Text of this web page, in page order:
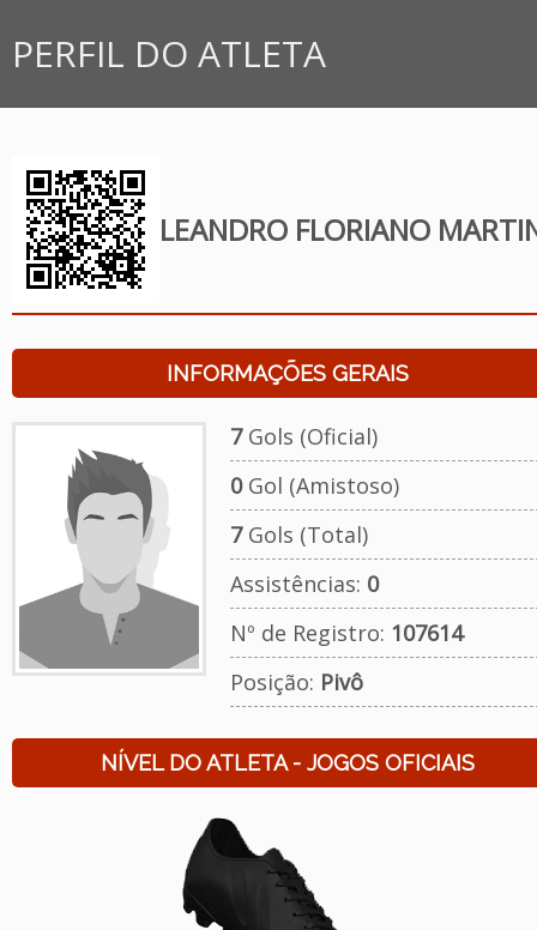
PERFIL DO ATLETA
LEANDRO FLORIANO
INFORMAÇÕES GERAIS
7Gols (Oficial)
0Gol (Amistoso)
7Gols (Total)
Assistências: 0
Nº de Registro: 107614
Posição: Pivô
NÍVEL DO ATLETA - JOGOS OFICIAIS